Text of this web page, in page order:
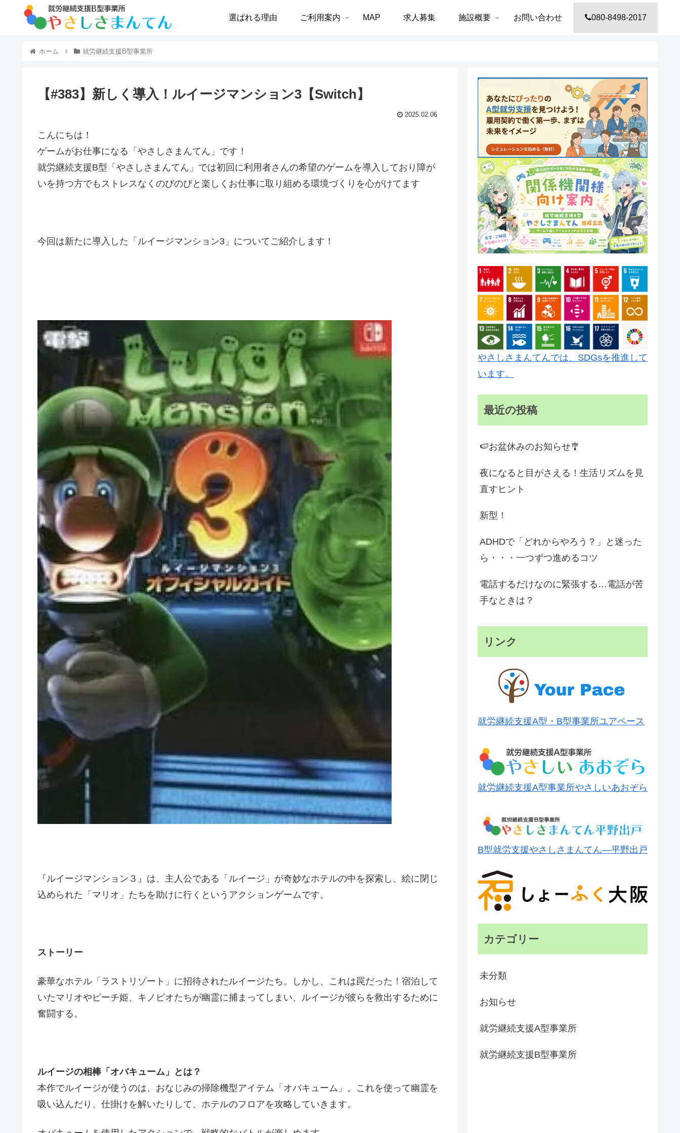
選ばれる理由 ご利用案内 MAP 求人募集 施設概要 お問い合わせ 080-8498-2017
ホーム 就労継続支援B型事業所
【#383】新しく導入！ルイージマンション3【Switch】
2025.02.06
こんにちは！
ゲームがお仕事になる「やさしさまんてん」です！
就労継続支援B型「やさしさまんてん」では初回に利用者さんの希望のゲームを導入しており障が
いを持つ方でもストレスなくのびのびと楽しくお仕事に取り組める環境づくりを心がけてます
今回は新たに導入した「ルイージマンション3」についてご紹介します！
『ルイージマンション３』は、主人公である「ルイージ」が奇妙なホテルの中を探索し、絵に閉じ
込められた「マリオ」たちを助けに行くというアクションゲームです。
ストーリー
豪華なホテル「ラストリゾート」に招待されたルイージたち。しかし、これは罠だった！宿泊して
いたマリオやピーチ姫、キノピオたちが幽霊に捕まってしまい、ルイージが彼らを救出するために
奮闘する。
ルイージの相棒「オバキューム」とは？
本作でルイージが使うのは、おなじみの掃除機型アイテム「オバキューム」。これを使って幽霊を
吸い込んだり、仕掛けを解いたりして、ホテルのフロアを攻略していきます。
やさしさまんてんでは、SDGsを推進して
います。
最近の投稿
🍉お盆休みのお知らせ🎐
夜になると目がさえる！生活リズムを見
直すヒント
新型！
ADHDで「どれからやろう？」と迷った
ら・・・一つずつ進めるコツ
電話するだけなのに緊張する…電話が苦
手なときは？
リンク
就労継続支援A型・B型事業所ユアペース
就労継続支援A型事業所やさしいあおぞら
B型就労支援やさしさまんてん―平野出戸
カテゴリー
未分類
お知らせ
就労継続支援A型事業所
就労継続支援B型事業所